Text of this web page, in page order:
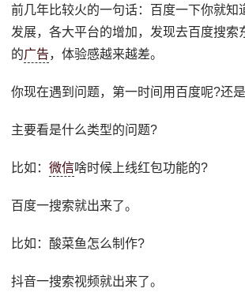
前几年比较火的一句话：百度一下你就知
发展，各大平台的增加，发现去百度搜索
的广告，体验感越来越差。
你现在遇到问题，第一时间用百度呢?还
主要看是什么类型的问题?
比如：微信啥时候上线红包功能的?
百度一搜索就出来了。
比如：酸菜鱼怎么制作?
抖音一搜索视频就出来了。